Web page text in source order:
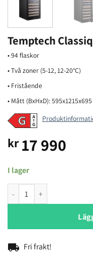
Temptech
• 94 flaskor
• Två zoner (5-12, 12-20°C)
• Fristående
• Mått (BxHxD): 595x1215x695
kr17 990
I lager
Temptech Classique
local_shipping Fri frakt!